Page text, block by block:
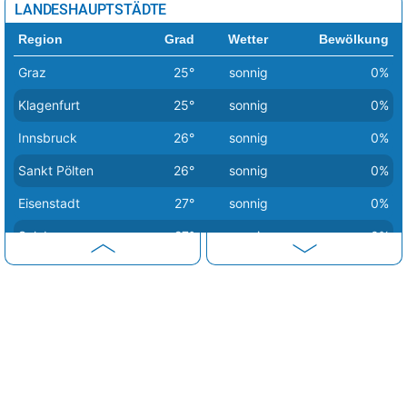
LANDESHAUPTSTÄDTE
Region Grad Wetter Bewölkung
Graz 25° sonnig 0%
Klagenfurt 25° sonnig 0%
Innsbruck 26° sonnig 0%
Sankt Pölten 26° sonnig 0%
Eisenstadt 27° sonnig 0%
Salzburg 27° sonnig 0%
Wien 27° sonnig 0%